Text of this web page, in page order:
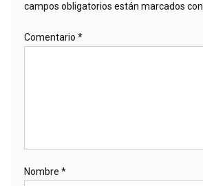
campos obligatorios están marcados con
Comentario *
Nombre *